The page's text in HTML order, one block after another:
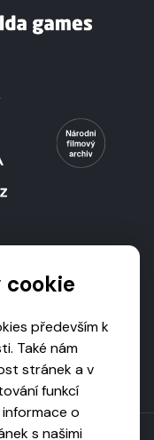
cookie
především k
Také nám
stránek a v
funkcí
o
s našimi